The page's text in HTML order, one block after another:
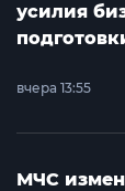
усилия
вчера 13:55
МЧС